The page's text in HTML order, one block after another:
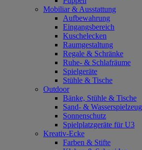
Mobiliar & Ausstattung
Aufbewahrung
Eingangsbereich
Kuschelecken
Raumgestaltung
Regale & Schränke
Ruhe- & Schlafräume
Spielgeräte
Stühle & Tische
Outdoor
Bänke, Stühle & Tische
Sand- & Wasserspielzeug
Sonnenschutz
Spielplatzgeräte für U3
Kreativ-Ecke
Farben & Stifte